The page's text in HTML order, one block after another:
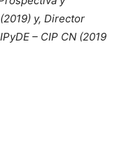
y, Director
– CIP CN (2019